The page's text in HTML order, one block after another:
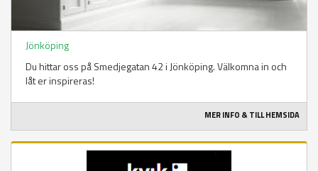
Jönköping
Du hittar oss på Smedjegatan 42 i Jönköping. Välkomna in och
låt er inspireras!
MER INFO & TILL HEMSIDA